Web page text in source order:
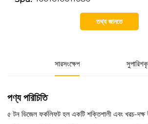
তথ্য জানতে
সারসংক্ষেপ
পণ্য পরিচিতি
৫ টন ডিজেল ফর্কলিফট হল একটি শক্তিশালী এবং খরচ-দক্ষ